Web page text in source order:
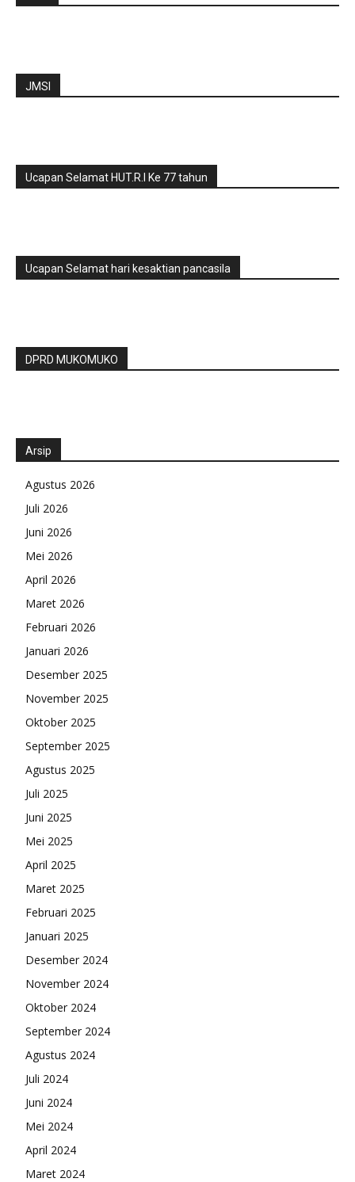
JMSI
Ucapan Selamat HUT.R.I Ke 77 tahun
Ucapan Selamat hari kesaktian pancasila
DPRD MUKOMUKO
Arsip
Agustus 2026
Juli 2026
Juni 2026
Mei 2026
April 2026
Maret 2026
Februari 2026
Januari 2026
Desember 2025
November 2025
Oktober 2025
September 2025
Agustus 2025
Juli 2025
Juni 2025
Mei 2025
April 2025
Maret 2025
Februari 2025
Januari 2025
Desember 2024
November 2024
Oktober 2024
September 2024
Agustus 2024
Juli 2024
Juni 2024
Mei 2024
April 2024
Maret 2024